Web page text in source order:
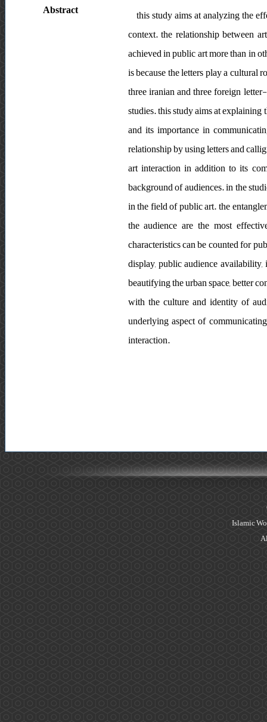
Abstract
this study aims at analyzing the
context. the relationship between
achieved in public art more than in
is because the letters play a cultural
three iranian and three foreign
studies. this study aims at
and its importance in
relationship by using letters and
art interaction in addition to its
background of audiences. in the
in the field of public art. the
the audience are the most
characteristics can be counted for
display, public audience
beautifying the urban space, better
with the culture and identity of
underlying aspect of
interaction.
Islamic